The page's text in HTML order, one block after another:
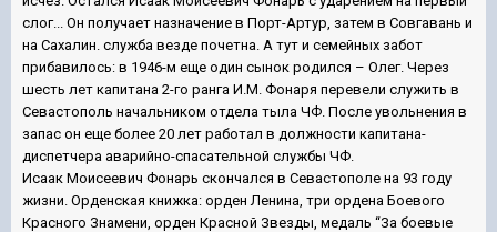
слог... Он получает назначение в Порт-Артур, затем в Совгавань и
на Сахалин. служба везде почетна. А тут и семейных забот
прибавилось: в 1946-м еще один сынок родился – Олег. Через
шесть лет капитана 2-го ранга И.М. Фонаря перевели служить в
Севастополь начальником отдела тыла ЧФ. После увольнения в
запас он еще более 20 лет работал в должности капитана-
диспетчера аварийно-спасательной службы ЧФ.
Исаак Моисеевич Фонарь скончался в Севастополе на 93 году
жизни. Орденская книжка: орден Ленина, три ордена Боевого
Красного Знамени, орден Красной Звезды, медаль “За боевые